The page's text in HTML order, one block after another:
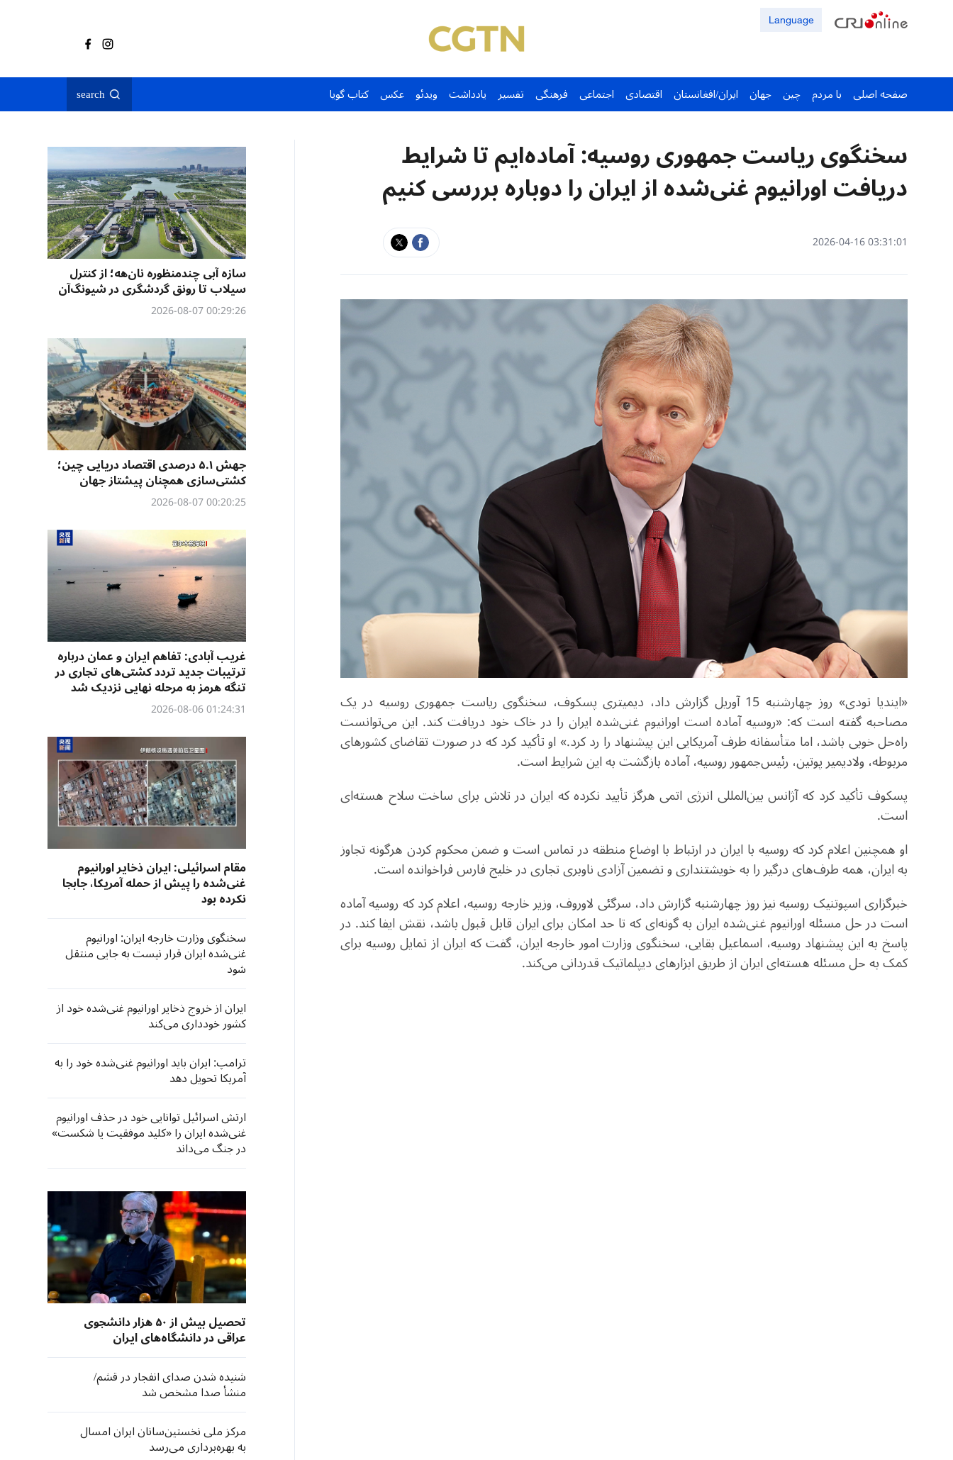
Language
صفحه اصلی با مردم چین جهان ایران/افغانستان اقتصادی اجتماعی فرهنگی تفسیر یادداشت ویدئو عکس کتاب گویا search
سخنگوی ریاست ‌جمهوری روسیه: آماده‌ایم تا شرایط
دریافت اورانیوم غنی‌شده از ایران را دوباره بررسی کنیم
03:31:01 2026-04-16
«ایندیا تودی» روز چهارشنبه 15 آوریل گزارش داد، دیمیتری پسکوف، سخنگوی ریاست‌ جمهوری روسیه در یک
مصاحبه گفته است که: «روسیه آماده است اورانیوم غنی‌شده ایران را در خاک خود دریافت کند. این می‌توانست
راه‌حل خوبی باشد، اما متأسفانه طرف آمریکایی این پیشنهاد را رد کرد.» او تأکید کرد که در صورت تقاضای کشورهای
مربوطه، ولادیمیر پوتین، رئیس‌جمهور روسیه، آماده بازگشت به این شرایط است.
پسکوف تأکید کرد که آژانس بین‌المللی انرژی اتمی هرگز تأیید نکرده که ایران در تلاش برای ساخت سلاح هسته‌ای
است.
او همچنین اعلام کرد که روسیه با ایران در ارتباط با اوضاع منطقه در تماس است و ضمن محکوم کردن هرگونه تجاوز
به ایران، همه طرف‌های درگیر را به خویشتنداری و تضمین آزادی ناوبری تجاری در خلیج فارس فراخوانده است.
خبرگزاری اسپوتنیک روسیه نیز روز چهارشنبه گزارش داد، سرگئی لاوروف، وزیر خارجه روسیه، اعلام کرد که روسیه آماده
است در حل مسئله اورانیوم غنی‌شده ایران به گونه‌ای که تا حد امکان برای ایران قابل قبول باشد، نقش ایفا کند. در
پاسخ به این پیشنهاد روسیه، ‌اسماعیل بقایی‌، سخنگوی وزارت امور خارجه ایران، گفت که ایران از تمایل روسیه برای
کمک به حل مسئله هسته‌ای ایران از طریق ابزارهای دیپلماتیک قدردانی می‌کند.
سازه آبی چندمنظوره نان‌هه؛ از کنترل
سیلاب تا رونق گردشگری در شیونگ‌آن
00:29:26 2026-08-07
جهش ۵.۱ درصدی اقتصاد دریایی چین؛
کشتی‌سازی همچنان پیشتاز جهان
00:20:25 2026-08-07
غریب آبادی: تفاهم ایران و عمان درباره
ترتیبات جدید تردد کشتی‌های تجاری در
تنگه هرمز به مرحله نهایی نزدیک شد
01:24:31 2026-08-06
مقام اسرائیلی: ایران ذخایر اورانیوم
غنی‌شده را پیش از حمله آمریکا، جابجا
نکرده بود​
سخنگوی وزارت خارجه ایران: اورانیوم
غنی‌شده ایران قرار نیست به جایی منتقل
شود
ایران از خروج ذخایر اورانیوم غنی‌شده خود از
کشور خودداری می‌کند
ترامپ: ایران باید اورانیوم غنی‌شده خود را به
آمریکا تحویل دهد
ارتش اسرائیل توانایی خود در حذف اورانیوم
غنی‌شده ایران را «کلید موفقیت یا شکست»
در جنگ می‌داند
تحصیل بیش از ۵۰ هزار دانشجوی
عراقی در دانشگاه‌های ایران
شنیده شدن صدای انفجار در قشم/
منشأ صدا مشخص شد
مرکز ملی نخستین‌سانان ایران امسال
به بهره‌برداری می‌رسد